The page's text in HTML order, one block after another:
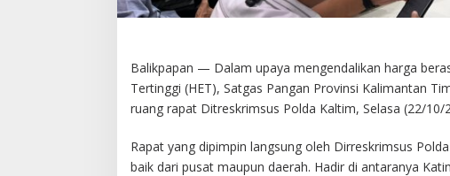
Balikpapan — Dalam upaya mengendalikan harga
Tertinggi (HET), Satgas Pangan Provinsi Kalimantan
ruang rapat Ditreskrimsus Polda Kaltim, Selasa (22/10/
Rapat yang dipimpin langsung oleh Dirreskrimsus
baik dari pusat maupun daerah. Hadir di antaranya